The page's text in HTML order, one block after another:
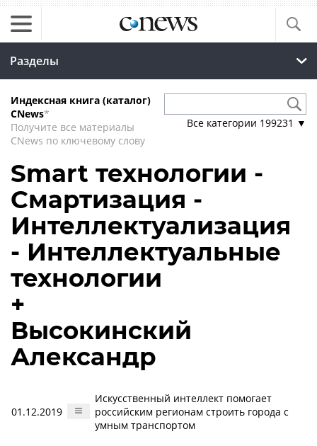
Разделы
Индексная книга (каталог)
CNews*
Получите все материалы
CNews по ключевому слову
Все категории 199231 ▼
Smart технологии -
Смартизация -
Интеллектуализация
- Интеллектуальные
технологии
+
Высокинский
Александр
01.12.2019
Искусственный интеллект помогает
российским регионам строить города с
умным транспортом